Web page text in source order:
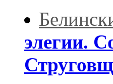
элегии.